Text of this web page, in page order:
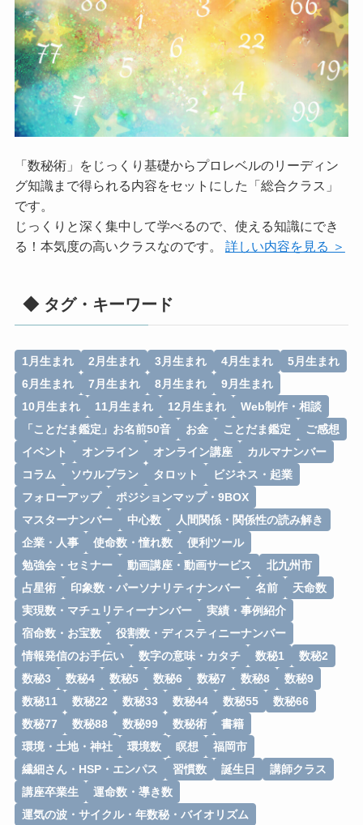
「数秘術」をじっくり基礎からプロレベルのリーディン
グ知識まで得られる内容をセットにした「総合クラス」
です。
じっくりと深く集中して学べるので、使える知識にでき
る！本気度の高いクラスなのです。 詳しい内容を見る ＞
◆ タグ・キーワード
1月生まれ 2月生まれ 3月生まれ 4月生まれ
5月生まれ
6月生まれ
7月生まれ 8月生まれ
9月生まれ
10月生まれ
11月生まれ 12月生まれ
Web制作・相談
「ことだま鑑定」お名前50音
お金 ことだま鑑定
ご感想
イベント
オンライン オンライン講座
カルマナンバー
コラム
ソウルプラン タロット
ビジネス・起業
フォローアップ
ポジションマップ・9BOX
マスターナンバー
中心数
人間関係・関係性の読み解き
企業・人事
使命数・憧れ数
便利ツール
勉強会・セミナー
動画講座・動画サービス
北九州市
占星術
印象数・パーソナリティナンバー 名前
天命数
実現数・マチュリティーナンバー
実績・事例紹介
宿命数・お宝数
役割数・ディスティニーナンバー
情報発信のお手伝い
数字の意味・カタチ 数秘1
数秘2
数秘3
数秘4 数秘5 数秘6 数秘7 数秘8
数秘9
数秘11
数秘22 数秘33 数秘44 数秘55
数秘66
数秘77
数秘88 数秘99 数秘術
書籍
環境・土地・神社
環境数 瞑想
福岡市
繊細さん・HSP・エンパス
習慣数 誕生日
講師クラス
講座卒業生
運命数・導き数
運気の波・サイクル・年数秘・バイオリズム